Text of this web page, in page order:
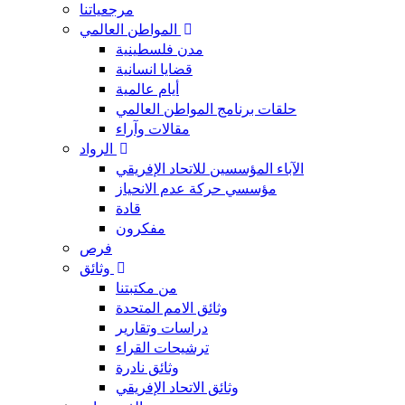
مرجعياتنا
مدن فلسطينية
قضايا انسانية
أيام عالمية
حلقات برنامج المواطن العالمي
مقالات وآراء
الآباء المؤسسين للاتحاد الإفريقي
مؤسسي حركة عدم الانحياز
قادة
مفكرون
فرص
من مكتبتنا
وثائق الامم المتحدة
دراسات وتقارير
ترشيحات القراء
وثائق نادرة
وثائق الاتحاد الإفريقي